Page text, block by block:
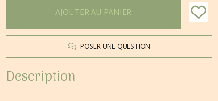
AJOUTER AU PANIER
POSER UNE QUESTION
Description